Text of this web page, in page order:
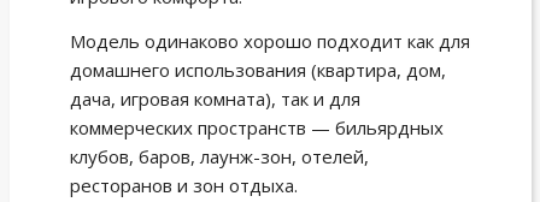
Модель одинаково хорошо подходит как для
домашнего использования (квартира, дом,
дача, игровая комната), так и для
коммерческих пространств — бильярдных
клубов, баров, лаунж-зон, отелей,
ресторанов и зон отдыха.